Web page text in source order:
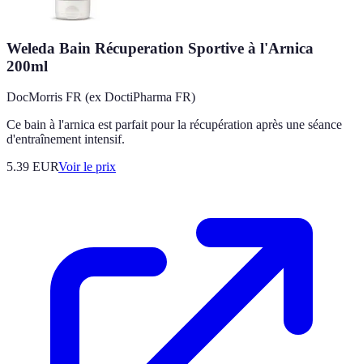
Weleda Bain Récuperation Sportive à l'Arnica
200ml
DocMorris FR (ex DoctiPharma FR)
Ce bain à l'arnica est parfait pour la récupération après une séance
d'entraînement intensif.
5.39 EURVoir le prix